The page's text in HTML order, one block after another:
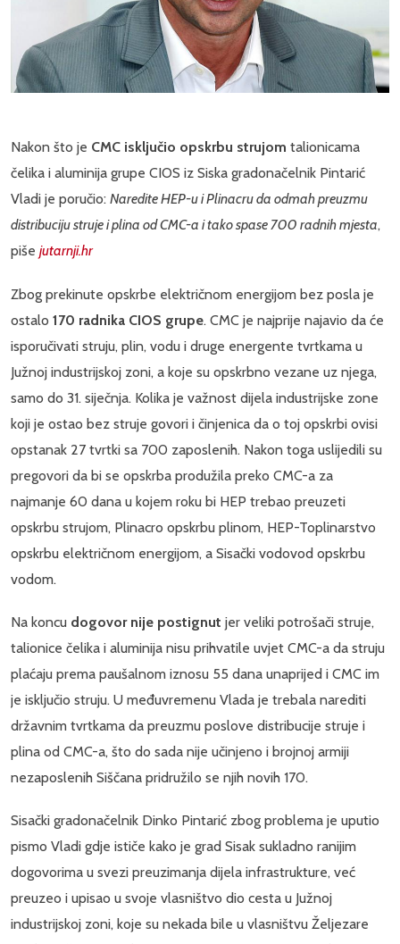
Nakon što je CMC isključio opskrbu strujom talionicama
čelika i aluminija grupe CIOS iz Siska gradonačelnik Pintarić
Vladi je poručio: Naredite HEP-u i Plinacru da odmah preuzmu
distribuciju struje i plina od CMC-a i tako spase 700 radnih mjesta,
piše jutarnji.hr
Zbog prekinute opskrbe električnom energijom bez posla je
ostalo 170 radnika CIOS grupe. CMC je najprije najavio da će
isporučivati struju, plin, vodu i druge energente tvrtkama u
Južnoj industrijskoj zoni, a koje su opskrbno vezane uz njega,
samo do 31. siječnja. Kolika je važnost dijela industrijske zone
koji je ostao bez struje govori i činjenica da o toj opskrbi ovisi
opstanak 27 tvrtki sa 700 zaposlenih. Nakon toga uslijedili su
pregovori da bi se opskrba produžila preko CMC-a za
najmanje 60 dana u kojem roku bi HEP trebao preuzeti
opskrbu strujom, Plinacro opskrbu plinom, HEP-Toplinarstvo
opskrbu električnom energijom, a Sisački vodovod opskrbu
vodom.
Na koncu dogovor nije postignut jer veliki potrošači struje,
talionice čelika i aluminija nisu prihvatile uvjet CMC-a da struju
plaćaju prema paušalnom iznosu 55 dana unaprijed i CMC im
je isključio struju. U međuvremenu Vlada je trebala narediti
državnim tvrtkama da preuzmu poslove distribucije struje i
plina od CMC-a, što do sada nije učinjeno i brojnoj armiji
nezaposlenih Siščana pridružilo se njih novih 170.
Sisački gradonačelnik Dinko Pintarić zbog problema je uputio
pismo Vladi gdje ističe kako je grad Sisak sukladno ranijim
dogovorima u svezi preuzimanja dijela infrastrukture, već
preuzeo i upisao u svoje vlasništvo dio cesta u Južnoj
industrijskoj zoni, koje su nekada bile u vlasništvu Željezare